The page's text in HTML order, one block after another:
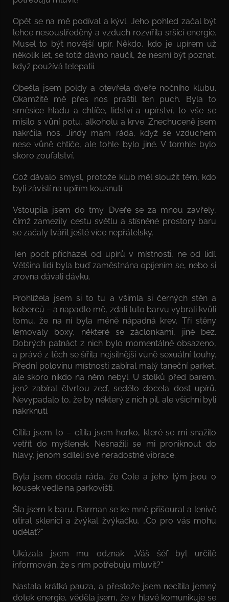
Opět se na mě podíval a kývl. Jeho pohled začal být
lehce nesoustředěný a vzduch rozvířila sršící energie.
Musel to být novější upír. Někdo, kdo je upírem už
několik let, se totiž dávno naučil, že nesmí být poznat,
když používá telepatii.
Obešla jsem poldy a otevřela dveře nočního klubu.
Okamžitě mě přes nos praštil ten puch. Byla to
směsice hladu a chtíče, lidství a upírství, to vše se
mísilo s vůní potu, alkoholu a krve. Znechuceně jsem
nakrčila nos. Jindy mám ráda, když se vzduchem
nese vůně chtíče, ale tohle bylo jiné. V tomhle bylo
skoro zoufalství.
Což dávalo smysl, protože klub měl sloužit těm, kdo
byli závislí na upířím kousnutí.
Vstoupila jsem do tmy. Dveře se za mnou zavřely,
čímž zamezily cestu světlu a stísněné prostory baru
se začaly tvářit ještě více nepřátelsky.
Ten pocit přicházel od upírů v místnosti, ne od lidí.
Většina lidí byla buď zaměstnána opíjením se, nebo si
zrovna dávali dávku.
Prohlížela jsem si to tu a všimla si černých stěn a
koberců – a napadlo mě, zdali tuto barvu vybrali kvůli
tomu, že na ní byla méně nápadná krev. Tři stěny
lemovaly boxy, některé se záclonkami, jiné bez.
Dobrých patnáct z nich bylo momentálně obsazeno,
a právě z těch se šířila nejsilnější vůně sexuální touhy.
Přední polovinu místnosti zabíral malý taneční parket,
ale skoro nikdo na něm nebyl. U stolků před barem,
jenž zabíral čtvrtou zeď, sedělo docela dost upírů.
Nevypadalo to, že by některý z nich pil, ale všichni byli
nakrknutí.
Cítila jsem to – cítila jsem horko, které se mi snažilo
vetřít do myšlenek. Nesnažili se mi proniknout do
hlavy, jenom sdíleli své neradostné vibrace.
Byla jsem docela ráda, že Cole a jeho tým jsou o
kousek vedle na parkovišti.
Šla jsem k baru. Barman se ke mně přišoural a lenivě
utíral sklenici a žvýkal žvýkačku. „Co pro vás mohu
udělat?“
Ukázala jsem mu odznak. „Váš šéf byl určitě
informován, že s ním potřebuju mluvit?“
Nastala krátká pauza, a přestože jsem necítila jemný
dotek energie, věděla jsem, že v hlavě komunikuje se